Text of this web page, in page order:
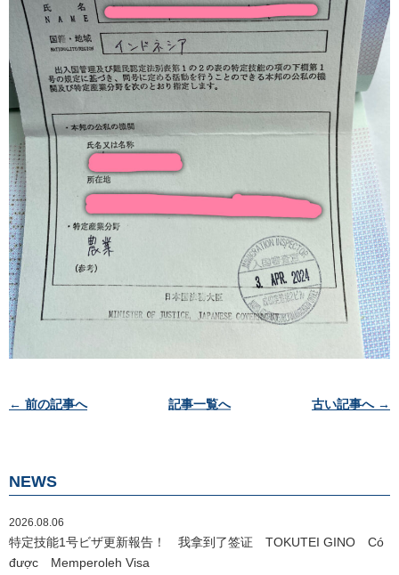
投
ゲ
シ
ョ
ン
← 前の記事へ 古い記事へ →
記事一覧へ
NEWS
2026.08.06
特定技能1号ビザ更新報告！ 我拿到了签证 TOKUTEI GINO Có
được Memperoleh Visa